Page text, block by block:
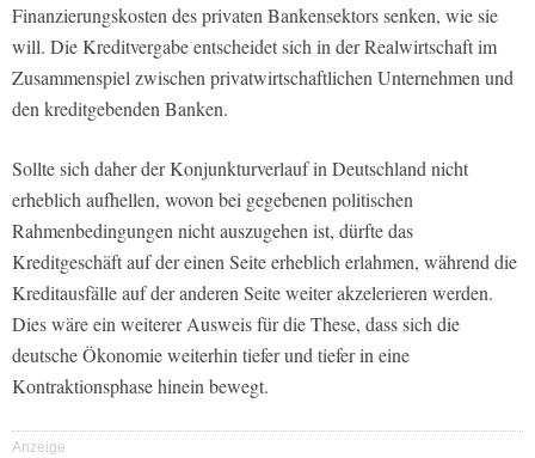
Finanzierungskosten des privaten Bankensektors senken, wie sie
will. Die Kreditvergabe entscheidet sich in der Realwirtschaft im
Zusammenspiel zwischen privatwirtschaftlichen Unternehmen und
den kreditgebenden Banken.
Sollte sich daher der Konjunkturverlauf in Deutschland nicht
erheblich aufhellen, wovon bei gegebenen politischen
Rahmenbedingungen nicht auszugehen ist, dürfte das
Kreditgeschäft auf der einen Seite erheblich erlahmen, während die
Kreditausfälle auf der anderen Seite weiter akzelerieren werden.
Dies wäre ein weiterer Ausweis für die These, dass sich die
deutsche Ökonomie weiterhin tiefer und tiefer in eine
Kontraktionsphase hinein bewegt.
Anzeige